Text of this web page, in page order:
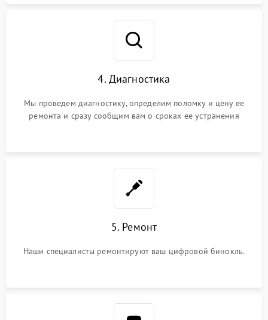
4. Диагностика
Мы проведем диагностику, определим поломку и цену ее
ремонта и сразу сообщим вам о сроках ее устранения
5. Ремонт
Наши специалисты ремонтируют ваш цифровой бинокль.